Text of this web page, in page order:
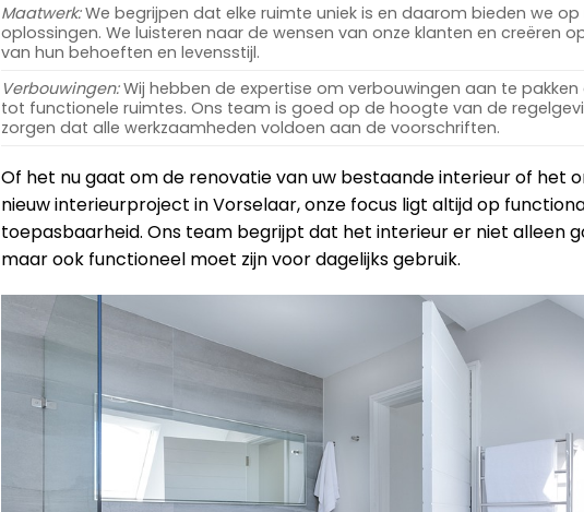
Maatwerk:We begrijpen dat elke ruimte uniek is en daarom bieden we
oplossingen. We luisteren naar de wensen van onze klanten en creëren
van hun behoeften en levensstijl.
Verbouwingen:Wij hebben de expertise om verbouwingen aan te
tot functionele ruimtes. Ons team is goed op de hoogte van de
zorgen dat alle werkzaamheden voldoen aan de voorschriften.
Of het nu gaat om de renovatie van uw bestaande interieur of het
nieuw interieurproject in Vorselaar, onze focus ligt altijd op
toepasbaarheid. Ons team begrijpt dat het interieur er niet alleen
maar ook functioneel moet zijn voor dagelijks gebruik.